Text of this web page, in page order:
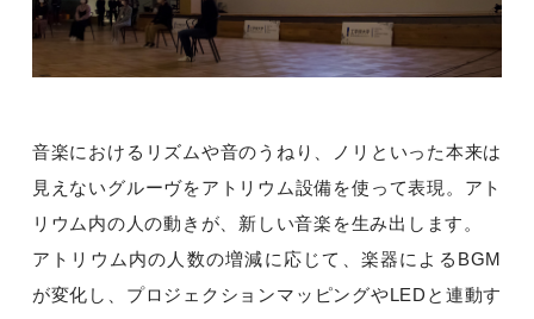
音楽におけるリズムや音のうねり、ノリといった本来は
見えないグルーヴをアトリウム設備を使って表現。アト
リウム内の人の動きが、新しい音楽を生み出します。
アトリウム内の人数の増減に応じて、楽器によるBGM
が変化し、プロジェクションマッピングやLEDと連動す